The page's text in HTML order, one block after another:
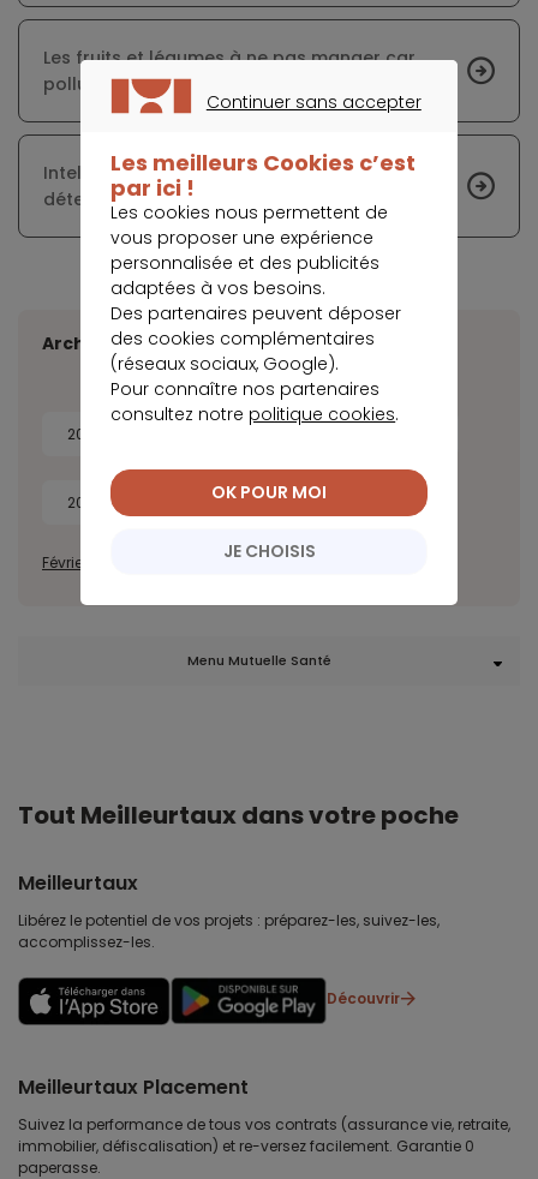
Les fruits et légumes à ne pas manger car
pollués !
Intelligence artificielle : les risques cardiaques
détectés grâce aux yeux des patients ?
Archives
2026
2022 2020 2019
Février Juillet Août Octobre
Menu Mutuelle Santé
Tout Meilleurtaux dans votre poche
Meilleurtaux
Libérez le potentiel de vos projets : préparez-les, suivez-les,
accomplissez-les.
Découvrir
Meilleurtaux Placement
Suivez la performance de tous vos contrats (assurance vie, retraite,
immobilier, défiscalisation) et re-versez facilement. Garantie 0
paperasse.
Continuer sans accepter
Les meilleurs Cookies c’est
par ici !
Les cookies nous permettent de
vous proposer une expérience
personnalisée et des publicités
adaptées à vos besoins.
Des partenaires peuvent déposer
des cookies complémentaires
(réseaux sociaux, Google).
Pour connaître nos partenaires
consultez notre politique cookies.
JE CHOISIS
OK POUR MOI